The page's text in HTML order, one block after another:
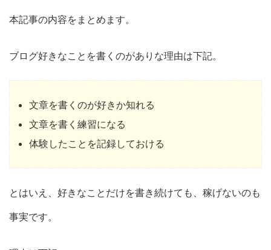
本記事の内容をまとめます。
ブログ好きなことを書くのがありな理由は下記。
文章を書くのが好きか知れる
文章を書く練習になる
体験したことを記録しておける
とはいえ、好きなことだけを書き続けても、稼げないのも
事実です。